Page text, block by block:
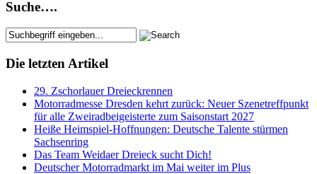
Suche….
Die letzten Artikel
29. Zschorlauer Dreieckrennen
Motorradmesse Dresden kehrt zurück: Neuer Szenetreffpunkt
für alle Zweiradbeigeisterte zum Saisonstart 2027
Heiße Heimspiel-Hoffnungen: Deutsche Talente stürmen
Sachsenring
Das Team Weidaer Dreieck sucht Dich!
Deutscher Motorradmarkt im Mai weiter im Plus